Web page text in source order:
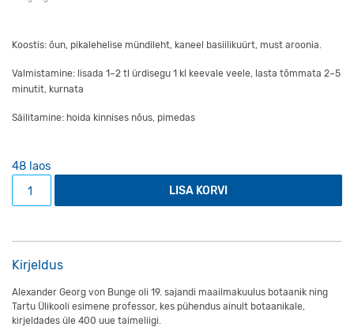
Koostis: õun, pikalehelise mündileht, kaneel basiilikuürt, must aroonia.
Valmistamine: lisada 1–2 tl ürdisegu 1 kl keevale veele, lasta tõmmata 2–5
minutit, kurnata
Säilitamine: hoida kinnises nõus, pimedas
48 laos
Alexander Georg von Bunge jõuluõhtu kogus
LISA KORVI
Kirjeldus
Alexander Georg von Bunge oli 19. sajandi maailmakuulus botaanik ning
Tartu Ülikooli esimene professor, kes pühendus ainult botaanikale,
kirjeldades üle 400 uue taimeliigi.